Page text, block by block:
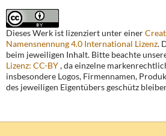
Dieses Werk ist lizenziert unter einer
Namensnennung 4.0 International Lizenz.
beim jeweiligen Inhalt. Bitte beachte
Lizenz: CC-BY, da einzelne
insbesondere Logos, Firmennamen,
des jeweiligen Eigentübers geschütz